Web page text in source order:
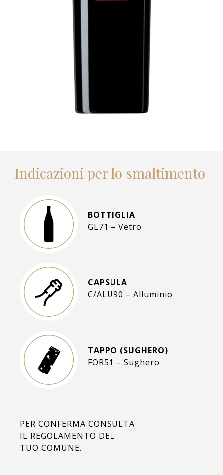
Indicazioni per lo smaltimento
BOTTIGLIA
GL71 – Vetro
CAPSULA
C/ALU90 – Alluminio
TAPPO (SUGHERO)
FOR51 – Sughero
PER CONFERMA CONSULTA
IL REGOLAMENTO DEL
TUO COMUNE.